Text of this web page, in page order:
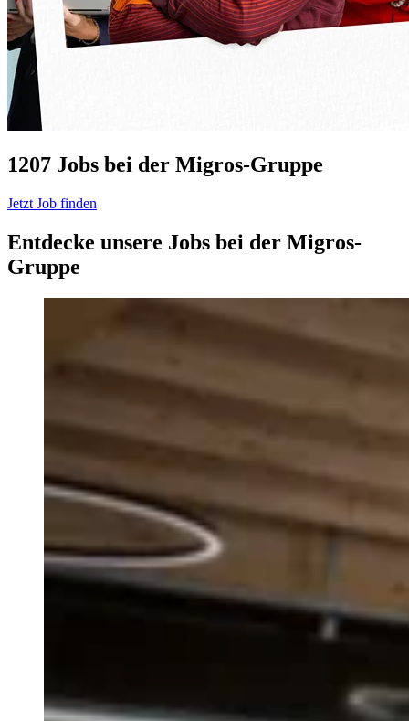
1207 Jobs bei der Migros-Gruppe
Jetzt Job finden
Entdecke unsere Jobs bei der Migros-
Gruppe